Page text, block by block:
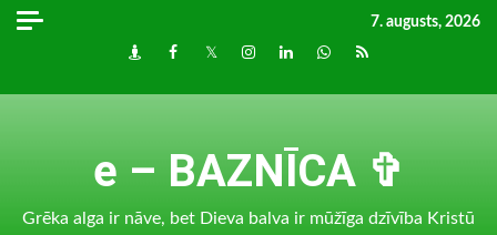
Skip
7. augusts, 2026
DraugiemFacebook
TwitterInstagram
LinkedInwhatsapp
RSS
e – BAZNĪCA ✞
Grēka alga ir nāve, bet Dieva balva ir mūžīga dzīvība Kristū